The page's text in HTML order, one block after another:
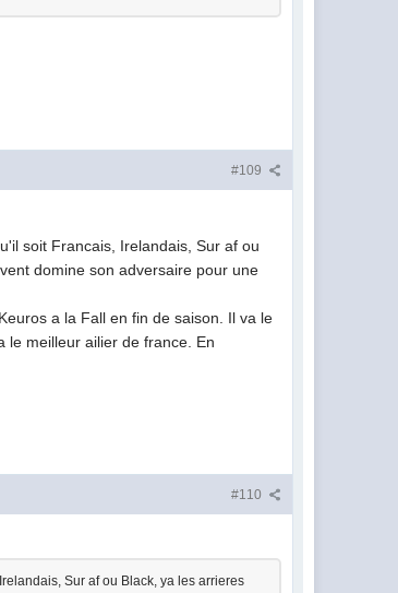
#109
soit Francais, Irelandais, Sur af ou
domine son adversaire pour une
a la Fall en fin de saison. Il va le
le meilleur ailier de france. En
#110
Sur af ou Black, ya les arrieres